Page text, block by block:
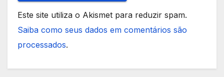
Este site utiliza o Akismet para reduzir spam.
Saiba como seus dados em comentários são
processados.